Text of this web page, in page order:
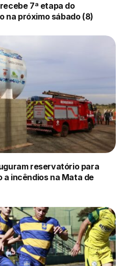
7ª etapa do
na próximo sábado (8)
reservatório para
incêndios na Mata de